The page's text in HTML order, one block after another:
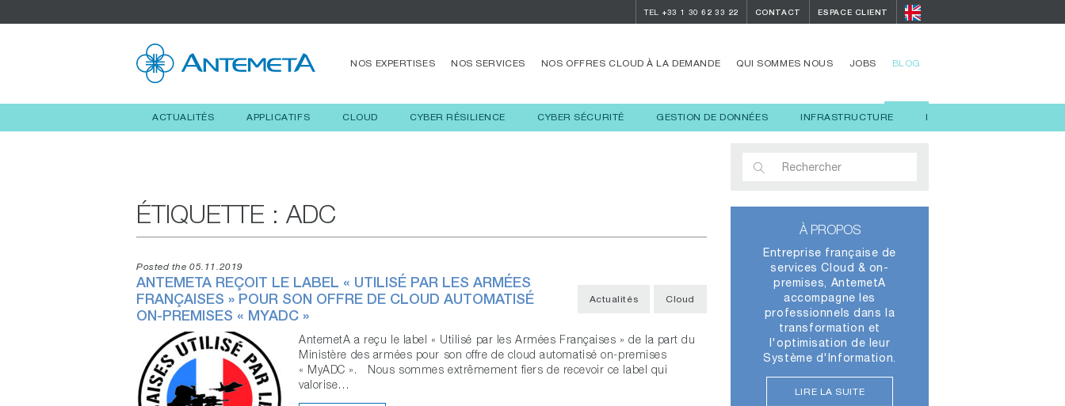
TEL +33 1 30 62 33 22 CONTACT ESPACE CLIENT
NOS EXPERTISES NOS SERVICES NOS OFFRES CLOUD À LA DEMANDE QUI SOMMES NOUS JOBS BLOG
ACTUALITÉS APPLICATIFS CLOUD CYBER RÉSILIENCE CYBER SÉCURITÉ GESTION DE DONNÉES INFRASTRUCTURE INTELLIGENCE
ÉTIQUETTE : ADC
Posted the 05.11.2019
ANTEMETA REÇOIT LE LABEL « UTILISÉ PAR LES ARMÉES
FRANÇAISES » POUR SON OFFRE DE CLOUD AUTOMATISÉ
ON-PREMISES « MYADC »
Actualités Cloud
AntemetA a reçu le label « Utilisé par les Armées Françaises » de la part du
Ministère des armées pour son offre de cloud automatisé on-premises
« MyADC ». Nous sommes extrêmement fiers de recevoir ce label qui
valorise…
À PROPOS
Entreprise française de
services Cloud & on-
premises, AntemetA
accompagne les
professionnels dans la
transformation et
l'optimisation de leur
Système d'Information.
LIRE LA SUITE